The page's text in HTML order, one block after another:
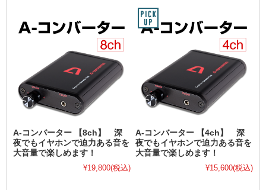
A-コンバーター 【8ch】 深
夜でもイヤホンで迫力ある音を
大音量で楽しめます！
¥19,800(税込)
A-コンバーター 【4ch】 深
夜でもイヤホンで迫力ある音を
大音量で楽しめます！
¥15,600(税込)